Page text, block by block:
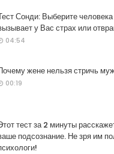
Сонди: Выберите
у Вас страх или
04:54
жене нельзя стричь
00:19
тест за 2 минуты
подсознание. Не зря им